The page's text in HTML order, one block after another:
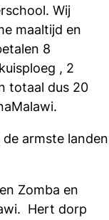
Wij
maaltijd en
8
, 2
totaal dus 20
armste landen
Zomba en
Hert dorp